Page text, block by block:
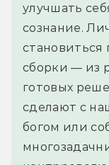
улучшать
сознание.
становиться
сборки — из
готовых
сделают с
богом или